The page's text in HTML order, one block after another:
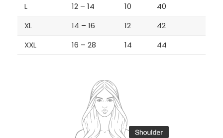
L
12 – 14 10
40
XL
14 – 16 12
42
XXL
16 – 28 14 44